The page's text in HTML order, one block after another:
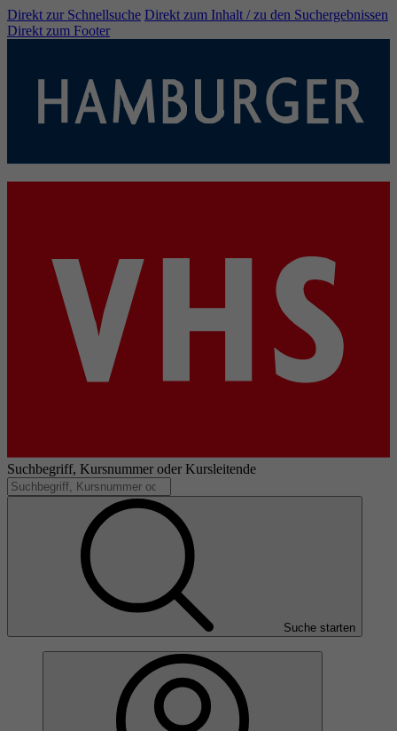
Direkt zur Schnellsuche Direkt zum Inhalt / zu den Suchergebnissen
Direkt zum Footer
Suchbegriff, Kursnummer oder Kursleitende
Suche starten